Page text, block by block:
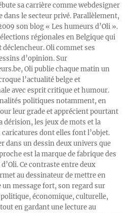
sa carrière comme webdesigner
dans le secteur privé. Parallèlement,
son blog « Les humeurs d’Oli ».
régionales en Belgique qui
déclencheur. Oli commet ses
d’opinion. Sur
Oli publie chaque matin un
l’actualité belge et
avec esprit critique et humour.
politiques notamment, en
leur grade et apprécient pourtant
dérision, les jeux de mots et la
caricatures dont elles font l’objet.
dans un dessin deux univers que
est la marque de fabrique des
Ce contraste entre deux
au dessinateur de mettre en
un message fort, son regard sur
économique, culturelle,
en gardant une lecture au